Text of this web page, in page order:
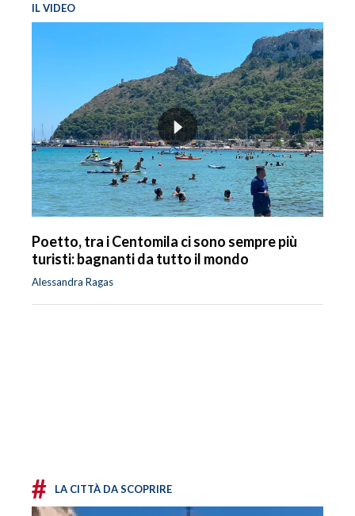
IL VIDEO
Poetto, tra i Centomila ci sono sempre più
turisti: bagnanti da tutto il mondo
Alessandra Ragas
# LA CITTÀ DA SCOPRIRE